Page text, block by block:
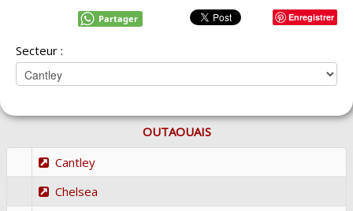
Enregistrer
Partager
Secteur :
OUTAOUAIS
Cantley
Chelsea